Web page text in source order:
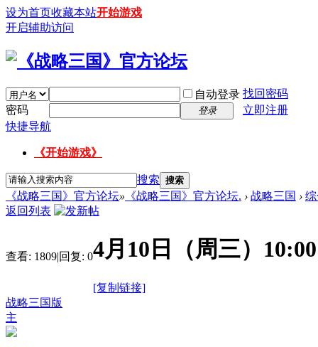
设为首页收藏本站开始游戏
开启辅助访问
自动登录 找回密码
密码
登录
立即注册
快捷导航
《开始游戏》
搜索 搜索
《战略三国》官方论坛» 《战略三国》官方论坛. › 战略三国 ›
返回列表
查看: 1809|回复: 04月10日（周三）
[复制链接]
战略三国版
主